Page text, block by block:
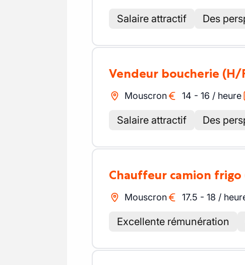
Salaire attractif Des
Vendeur boucherie (H/
Mouscron 14 - 16 / heure
Salaire attractif Des
Chauffeur camion frigo
Mouscron 17.5 - 18 /
Excellente rémunération